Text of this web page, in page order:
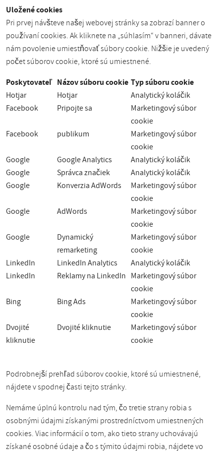
Uložené cookies
Pri prvej návšteve našej webovej stránky sa zobrazí banner o
používaní cookies. Ak kliknete na „súhlasím“ v banneri, dávate
nám povolenie umiestňovať súbory cookie. Nižšie je uvedený
počet súborov cookie, ktoré sú umiestnené.
Poskytovateľ Názov súboru cookie Typ súboru cookie
Hotjar Hotjar
Analytický koláčik
Facebook
Pripojte sa
Marketingový súbor
cookie
Facebook
publikum
Marketingový súbor
cookie
Google
Google Analytics
Analytický koláčik
Google
Správca značiek
Analytický koláčik
Google
Konverzia AdWords
Marketingový súbor
cookie
Google
AdWords
Marketingový súbor
cookie
Google
Dynamický
remarketing
Marketingový súbor
cookie
LinkedIn
LinkedIn Analytics
Analytický koláčik
LinkedIn
Reklamy na LinkedIn Marketingový súbor
cookie
Bing
Bing Ads
Marketingový súbor
cookie
Dvojité
kliknutie
Dvojité kliknutie
Marketingový súbor
cookie
Podrobnejší prehľad súborov cookie, ktoré sú umiestnené,
nájdete v spodnej časti tejto stránky.
Nemáme úplnú kontrolu nad tým, čo tretie strany robia s
osobnými údajmi získanými prostredníctvom umiestnených
cookies. Viac informácií o tom, ako tieto strany uchovávajú
získané osobné údaje a čo s týmito údajmi robia, nájdete vo